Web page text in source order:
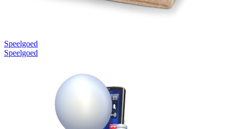
Speelgoed
Speelgoed